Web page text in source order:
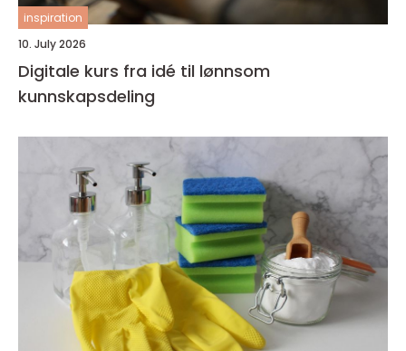
inspiration
10. July 2026
Digitale kurs fra idé til lønnsom
kunnskapsdeling